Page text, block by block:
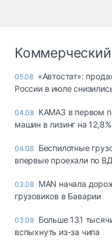
05.08 «Автостат»:
России в июле
04.08 КАМАЗ в первом
машин в лизинг на 12,8%
04.08 Беспилотные
впервые проехали по
03.08 MAN начала
грузовиков в Баварии
03.08 Больше 131
вспыхнуть из-за чипа